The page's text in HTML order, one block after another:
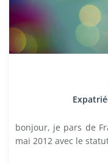
bonjour, je pars de
mai 2012 avec le